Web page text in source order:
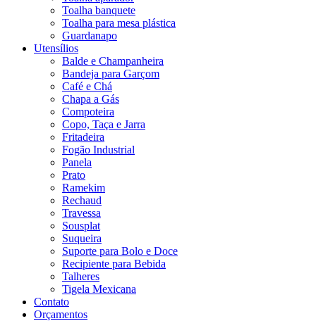
Toalha banquete
Toalha para mesa plástica
Guardanapo
Utensílios
Balde e Champanheira
Bandeja para Garçom
Café e Chá
Chapa a Gás
Compoteira
Copo, Taça e Jarra
Fritadeira
Fogão Industrial
Panela
Prato
Ramekim
Rechaud
Travessa
Sousplat
Suqueira
Suporte para Bolo e Doce
Recipiente para Bebida
Talheres
Tigela Mexicana
Contato
Orçamentos